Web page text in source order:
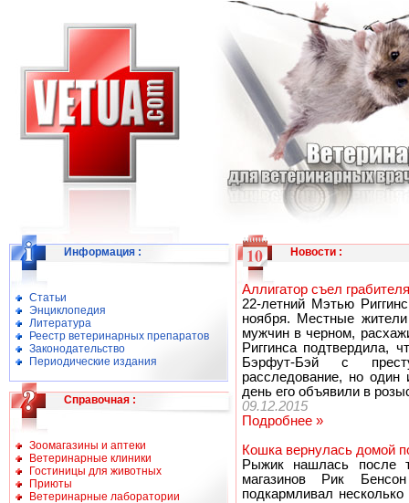
Информация :
Статьи
Энциклопедия
Литература
Реестр ветеринарных препаратов
Законодательство
Периодические издания
Справочная :
Зоомагазины и аптеки
Ветеринарные клиники
Гостиницы для животных
Приюты
Ветеринарные лаборатории
Новости:
Аллигатор съел
22-летний Мэтью
ноября. Местные
мужчин в черном,
Риггинса подтвердила,
Бэрфут-Бэй с
расследование, но
день его объявили в
09.12.2015
Подробнее »
Кошка вернулась домой
Рыжик нашлась после
магазинов Рик
подкармливал